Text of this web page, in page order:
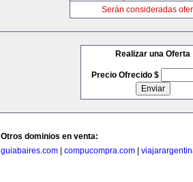
Serán consideradas
Realizar una Oferta
Precio Ofrecido $
Otros dominios en venta:
guiabaires.com
compucompra.com